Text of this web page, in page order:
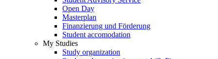
Open Day
Masterplan
Finanzierung und Förderung
Student accomodation
My Studies
Study organization